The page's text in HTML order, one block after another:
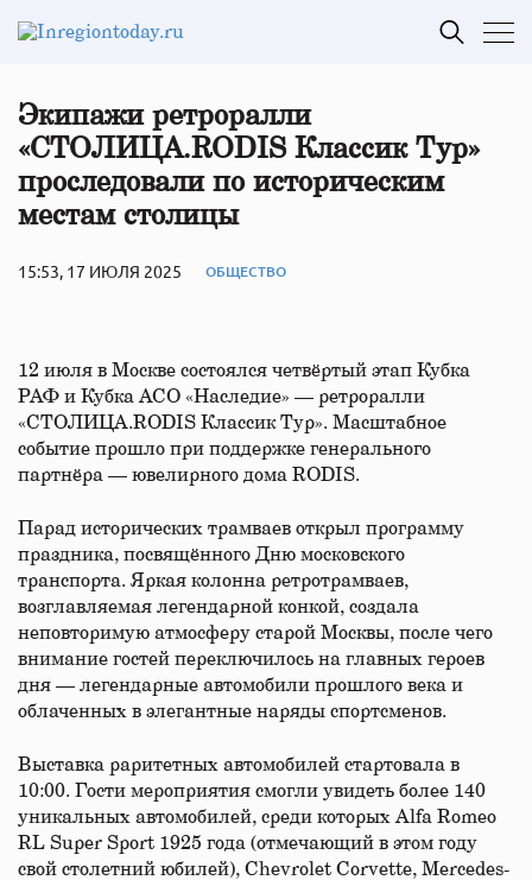
Экипажи ретроралли
«СТОЛИЦА.RODIS Классик Тур»
проследовали по историческим
местам столицы
15:53, 17 ИЮЛЯ 2025 ОБЩЕСТВО
12 июля в Москве состоялся четвёртый этап Кубка
РАФ и Кубка АСО «Наследие» — ретроралли
«СТОЛИЦА.RODIS Классик Тур». Масштабное
событие прошло при поддержке генерального
партнёра — ювелирного дома RODIS.
Парад исторических трамваев открыл программу
праздника, посвящённого Дню московского
транспорта. Яркая колонна ретротрамваев,
возглавляемая легендарной конкой, создала
неповторимую атмосферу старой Москвы, после чего
внимание гостей переключилось на главных героев
дня — легендарные автомобили прошлого века и
облаченных в элегантные наряды спортсменов.
Выставка раритетных автомобилей стартовала в
10:00. Гости мероприятия смогли увидеть более 140
уникальных автомобилей, среди которых Alfa Romeo
RL Super Sport 1925 года (отмечающий в этом году
свой столетний юбилей), Chevrolet Corvette, Mercedes-